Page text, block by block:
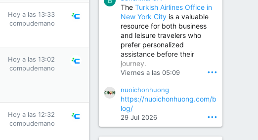
Hoy a las 13:33
compudemano
Hoy a las 13:02
compudemano
Hoy a las 12:32
compudemano
helping patients return to an
active and comfortable
lifestyle.
Orthopedic Surgeon in Kondapur | Best Orthopedic Doctor in Kondapur | Dr. M. Ranganath Reddy
Consult Dr. M. Ranganath
Reddy, the best...
www.drranganathreddy.co
m
The Turkish Airlines Office in
New York City is a valuable
resource for both business
and leisure travelers who
prefer personalized
assistance before their
journey.
Viernes a las 05:09 •••
nuoichonhuong
https://nuoichonhuong.com/b
log/
29 Jul 2026 •••